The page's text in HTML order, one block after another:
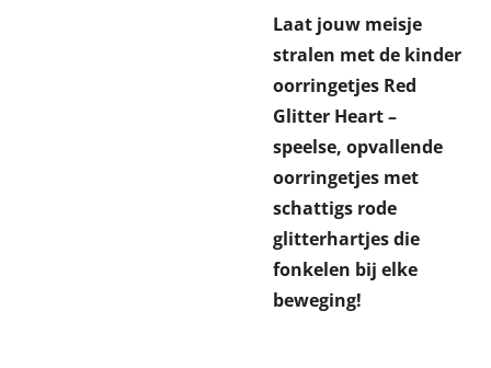
Laat jouw meisje
stralen met de kinder
oorringetjes Red
Glitter Heart –
speelse, opvallende
oorringetjes met
schattigs rode
glitterhartjes die
fonkelen bij elke
beweging!